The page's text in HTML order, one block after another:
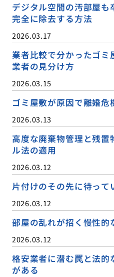
デジタル空間の汚部屋
完全に除去する方法
2026.03.17
業者比較で分かったゴ
業者の見分け方
2026.03.15
ゴミ屋敷が原因で離婚
2026.03.13
高度な廃棄物管理と残
ル法の適用
2026.03.12
片付けのその先に待って
2026.03.12
部屋の乱れが招く慢性的
2026.03.12
格安業者に潜む罠と法的
がある